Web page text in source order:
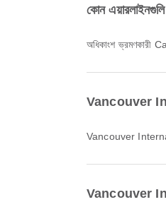
কোন
অধিকাংশ
Vancouver
Vancouver
Vancouver